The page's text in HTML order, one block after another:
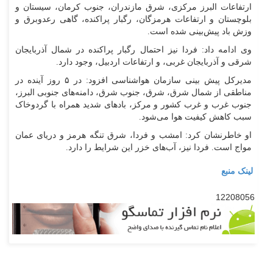
ارتفاعات البرز مرکزی، شرق مازندران، جنوب کرمان، سیستان و
بلوچستان و ارتفاعات هرمزگان، رگبار پراکنده، گاهی رعدوبرق و
وزش باد پیش‌بینی شده است.
وی ادامه داد: فردا نیز احتمال رگبار پراکنده در شمال آذربایجان
شرقی و آذربایجان غربی، و ارتفاعات اردبیل، وجود دارد.
مدیرکل پیش بینی سازمان هواشناسی افزود: در ۵ روز آینده در
مناطقی از شمال‌ شرق، شرق، جنوب‌ شرق، دامنه‌های جنوبی البرز،
جنوب غرب و غرب کشور و مرکز، بادهای شدید همراه با گردوخاک
سبب کاهش کیفیت هوا می‌شود.
او خاطرنشان کرد: امشب و فردا، شرق تنگه هرمز و دریای‌ عمان
مواج است. فردا نیز، آب‌های خزر این شرایط را دارد.
لینک منبع
12208056